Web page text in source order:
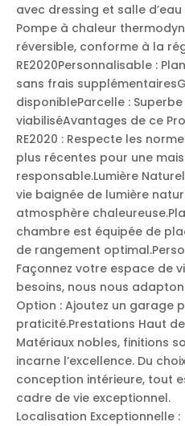
avec dressing et salle
Pompe à chaleur
réversible, conforme à la
RE2020Personnalisable :
sans frais
disponibleParcelle :
viabiliséAvantages de ce
RE2020 : Respecte les
plus récentes pour une
responsable.Lumière
vie baignée de lumière
atmosphère
chambre est équipée de
de rangement
Façonnez votre espace de
besoins, nous nous
Option : Ajoutez un garage
praticité.Prestations Haut
Matériaux nobles, finitions
incarne l’excellence. Du
conception intérieure, tout
cadre de vie exceptionnel.
Localisation Exceptionnelle :